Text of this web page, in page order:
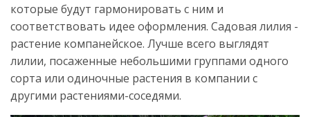
которые будут гармонировать с ним и
соответствовать идее оформления. Садовая лилия -
растение компанейское. Лучше всего выглядят
лилии, посаженные небольшими группами одного
сорта или одиночные растения в компании с
другими растениями-соседями.